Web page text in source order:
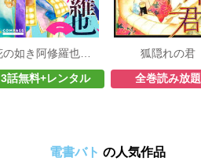
花の如き阿修羅也（単話版）
3話無料+レンタル
狐隠れの君
全巻読み放題
電書バト の人気作品